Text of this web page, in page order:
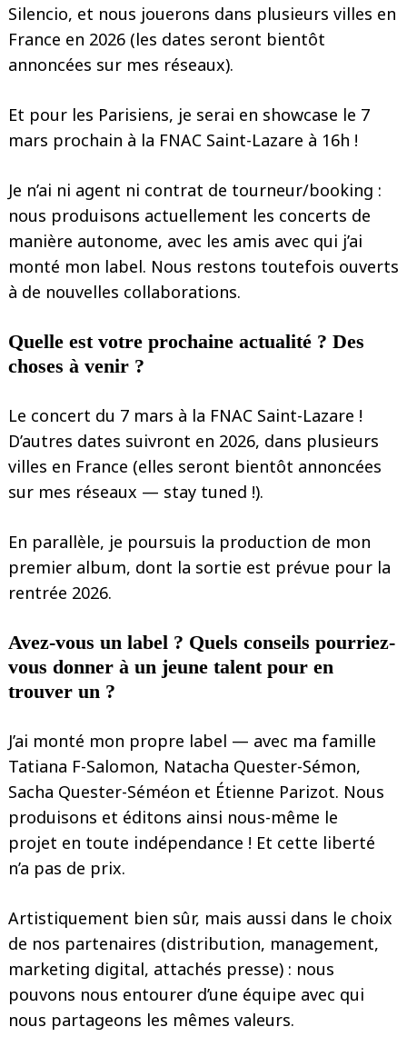
Silencio, et nous jouerons dans plusieurs villes en
France en 2026 (les dates seront bientôt
annoncées sur mes réseaux).
Et pour les Parisiens, je serai en showcase le 7
mars prochain à la FNAC Saint-Lazare à 16h !
Je n’ai ni agent ni contrat de tourneur/booking :
nous produisons actuellement les concerts de
manière autonome, avec les amis avec qui j’ai
monté mon label. Nous restons toutefois ouverts
à de nouvelles collaborations.
Quelle est votre prochaine actualité ? Des
choses à venir ?
Le concert du 7 mars à la FNAC Saint-Lazare !
D’autres dates suivront en 2026, dans plusieurs
villes en France (elles seront bientôt annoncées
sur mes réseaux — stay tuned !).
En parallèle, je poursuis la production de mon
premier album, dont la sortie est prévue pour la
rentrée 2026.
Avez-vous un label ? Quels conseils pourriez-
vous donner à un jeune talent pour en
trouver un ?
J’ai monté mon propre label — avec ma famille
Tatiana F-Salomon, Natacha Quester-Sémon,
Sacha Quester-Séméon et Étienne Parizot. Nous
produisons et éditons ainsi nous-même le
projet en toute indépendance ! Et cette liberté
n’a pas de prix.
Artistiquement bien sûr, mais aussi dans le choix
de nos partenaires (distribution, management,
marketing digital, attachés presse) : nous
pouvons nous entourer d’une équipe avec qui
nous partageons les mêmes valeurs.